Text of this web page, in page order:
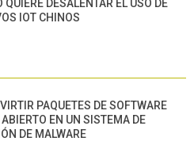
QUIERE DESALENTAR EL USO DE
IOT CHINOS
PAQUETES DE SOFTWARE
ABIERTO EN UN SISTEMA DE
DE MALWARE